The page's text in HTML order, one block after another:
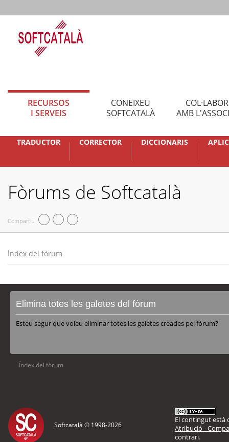
RECURSOS
I SERVEIS
CONEIXEU
SOFTCATALÀ
AMB
TRADUCTOR CORRECTOR DICCIONARIS
Fòrums de Softcatalà
Compartiu
Índex del fòrum
Elimina totes les galetes del fòrum
Esteu segur que voleu eliminar totes les galetes creades pel fòrum?
Índex del fòrum
Softcatalà © 1998-2026
El contingut està
Atribució -
contrari.